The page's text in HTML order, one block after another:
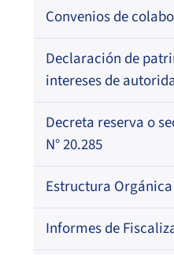
Por profesión
Regional
Regional
Por orden alfabético
Por profesión
Registro de Médicos
Regional
Por orden alfabético
Por especialidad
Registro de Agentes
Registro Nacional de
Circulares
Circulares internas
Resoluciones
Oficios Circulares
Para otros
Circulares
Convenios de
Declaración de
intereses de
Decreta reserva o
N° 20.285
Estructura Orgánica
Informes de